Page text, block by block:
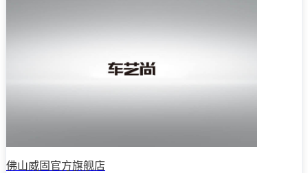
佛山威固官方旗舰店